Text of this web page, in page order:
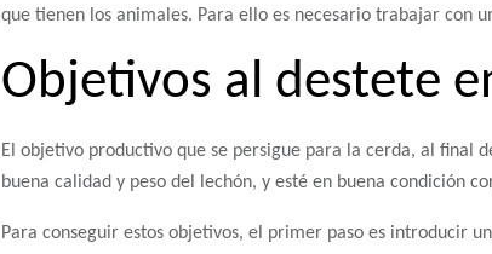
que tienen los animales. Para ello es necesario trabajar con
Objetivos al destete
El objetivo productivo que se persigue para la cerda, al final
buena calidad y peso del lechón, y esté en buena condición
Para conseguir estos objetivos, el primer paso es introducir